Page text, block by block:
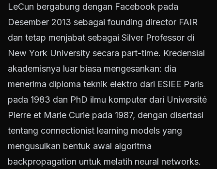
LeCun bergabung dengan Facebook pada
Desember 2013 sebagai founding director FAIR
dan tetap menjabat sebagai Silver Professor di
New York University secara part-time. Kredensial
akademisnya luar biasa mengesankan: dia
menerima diploma teknik elektro dari ESIEE Paris
pada 1983 dan PhD ilmu komputer dari Université
Pierre et Marie Curie pada 1987, dengan disertasi
tentang connectionist learning models yang
mengusulkan bentuk awal algoritma
backpropagation untuk melatih neural networks.